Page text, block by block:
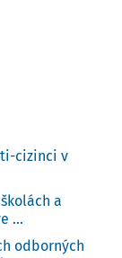
cizinci v
a
...
odborných